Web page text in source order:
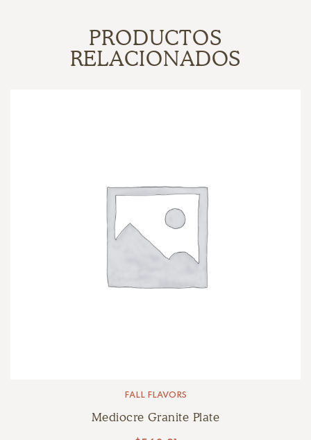
PRODUCTOS
RELACIONADOS
FALL FLAVORS
Mediocre Granite Plate